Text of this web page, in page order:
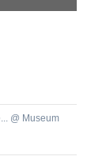
@ Museum